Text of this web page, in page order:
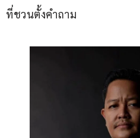
ที่ชวนตั้งคำถาม